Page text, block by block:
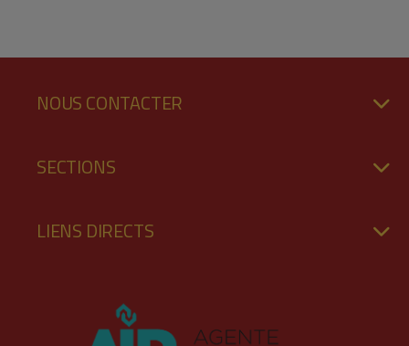
NOUS CONTACTER
SECTIONS
LIENS DIRECTS